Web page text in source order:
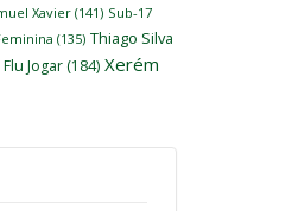
Xavier (141) Sub-17
(135) Thiago Silva
Jogar (184) Xerém